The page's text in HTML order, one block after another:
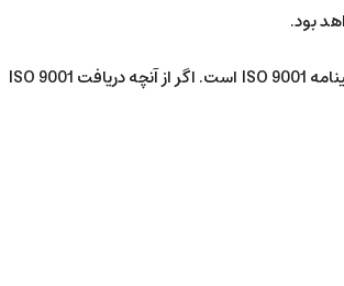
یادگیری در مورد فرآیند اولین و مهمترین مرحله برای دریافت گواهینامه ISO 9001 است. اگر از آنچه دریافت ISO 9001